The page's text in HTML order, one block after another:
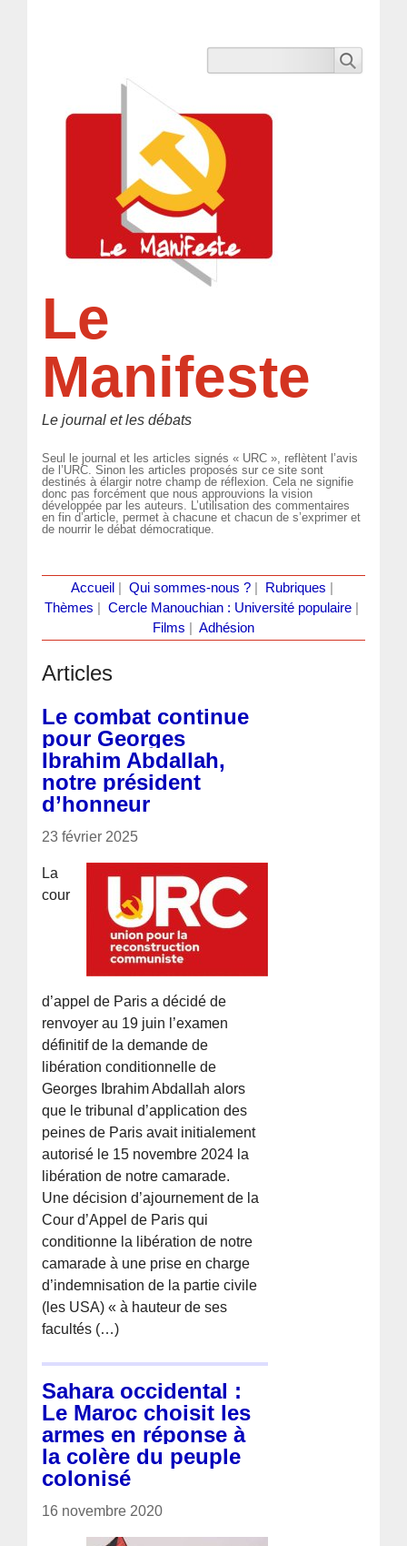
Le
Manifeste
Le journal et les débats
Seul le journal et les articles signés « URC », reflètent l’avis
de l’URC. Sinon les articles proposés sur ce site sont
destinés à élargir notre champ de réflexion. Cela ne signifie
donc pas forcément que nous approuvions la vision
développée par les auteurs. L’utilisation des commentaires
en fin d’article, permet à chacune et chacun de s’exprimer et
de nourrir le débat démocratique.
Accueil Qui sommes-nous ?| Rubriques
Thèmes
Cercle Manouchian : Université populaire
Films
Adhésion
Articles
Le combat continue
pour Georges
Ibrahim Abdallah,
notre président
d’honneur
23 février 2025
La
cour
d’appel de Paris a décidé de
renvoyer au 19 juin l’examen
définitif de la demande de
libération conditionnelle de
Georges Ibrahim Abdallah alors
que le tribunal d’application des
peines de Paris avait initialement
autorisé le 15 novembre 2024 la
libération de notre camarade.
Une décision d’ajournement de la
Cour d’Appel de Paris qui
conditionne la libération de notre
camarade à une prise en charge
d’indemnisation de la partie civile
(les USA) « à hauteur de ses
facultés (…)
Sahara occidental :
Le Maroc choisit les
armes en réponse à
la colère du peuple
colonisé
16 novembre 2020